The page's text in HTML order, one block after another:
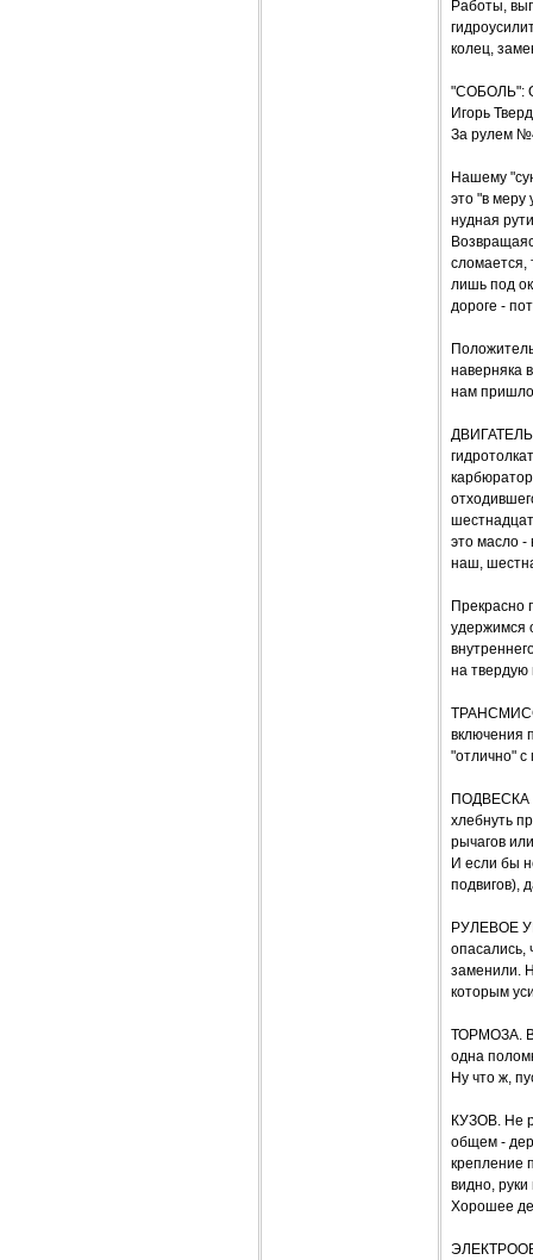
Работы,
колец,
"СОБОЛЬ":
Игорь
За рулем
Нашему
это "в меру
нудная
сломается,
лишь под
дороге -
наверняка
нам
ДВИГАТЕЛЬ.
это масло -
наш,
Прекрасно
удержимся
на твердую
включения
"отлично"
ПОДВЕСКА
хлебнуть
рычагов
И если бы
подвигов),
РУЛЕВОЕ
опасались,
заменили.
которым
ТОРМОЗА.
одна
Ну что ж,
КУЗОВ. Не
общем -
крепление
видно,
Хорошее